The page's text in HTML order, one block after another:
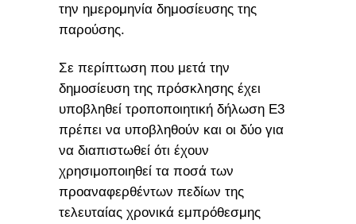
την ημερομηνία δημοσίευσης της
παρούσης.
Σε περίπτωση που μετά την
δημοσίευση της πρόσκλησης έχει
υποβληθεί τροποποιητική δήλωση Ε3
πρέπει να υποβληθούν και οι δύο για
να διαπιστωθεί ότι έχουν
χρησιμοποιηθεί τα ποσά των
προαναφερθέντων πεδίων της
τελευταίας χρονικά εμπρόθεσμης